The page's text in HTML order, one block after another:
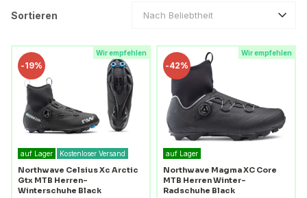
Sortieren Nach Beliebtheit
Wir empfehlen
-19%
auf Lager Kostenloser Versand
Northwave Celsius Xc Arctic
Gtx MTB Herren-
Winterschuhe Black
Wir empfehlen
-42%
auf Lager
Northwave Magma XC Core
MTB Herren Winter-
Radschuhe Black